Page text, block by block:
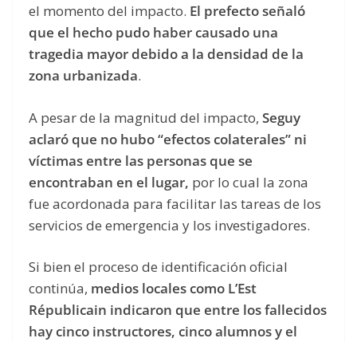
el momento del impacto. El prefecto señaló
que el hecho pudo haber causado una
tragedia mayor debido a la densidad de la
zona urbanizada.
A pesar de la magnitud del impacto, Seguy
aclaró que no hubo “efectos colaterales” ni
víctimas entre las personas que se
encontraban en el lugar, por lo cual la zona
fue acordonada para facilitar las tareas de los
servicios de emergencia y los investigadores.
Si bien el proceso de identificación oficial
continúa, medios locales como L’Est
Républicain indicaron que entre los fallecidos
hay cinco instructores, cinco alumnos y el